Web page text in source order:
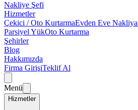
Nakliye Şefi
Hizmetler
Çekici / Oto KurtarmaEvden Eve
Parsiyel YükOto Kurtarma
Şehirler
Blog
Hakkımızda
Firma GirişiTeklif Al
Menü
Hizmetler